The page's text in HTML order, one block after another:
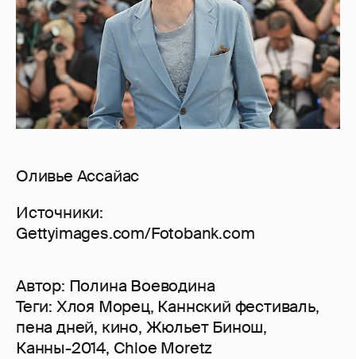
Оливье Ассайас
Источники:
Gettyimages.com/Fotobank.com
Автор: Полина Воеводина
Теги: Хлоя Морец, Каннский фестиваль,
пена дней, кино, Жюльет Бинош,
Канны-2014, Chloe Moretz